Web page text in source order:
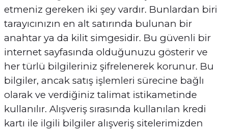
etmeniz gereken iki şey vardır. Bunlardan biri
tarayıcınızın en alt satırında bulunan bir
anahtar ya da kilit simgesidir. Bu güvenli bir
internet sayfasında olduğunuzu gösterir ve
her türlü bilgileriniz şifrelenerek korunur. Bu
bilgiler, ancak satış işlemleri sürecine bağlı
olarak ve verdiğiniz talimat istikametinde
kullanılır. Alışveriş sırasında kullanılan kredi
kartı ile ilgili bilgiler alışveriş sitelerimizden